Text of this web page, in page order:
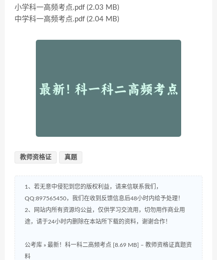
小学科一高频考点.pdf (2.03 MB)
中学科一高频考点.pdf (2.04 MB)
教师资格证 真题
1、若无意中侵犯到您的版权利益，请来信联系我们，
QQ:897565450，我们在收到反馈信息后48小时内给予处理！
2、网站内所有资源均公益，仅供学习交流用，切勿用作商业用
途，请于24小时内删除在本站所下载的资料，谢谢合作！
公考库 » 最新！科一科二高频考点 [8.69 MB] – 教师资格证真题资
料